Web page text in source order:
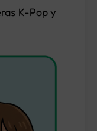
K-Pop y